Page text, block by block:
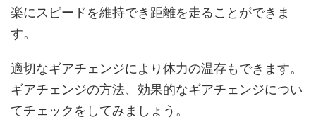
楽にスピードを維持でき距離を走ることができま
す。
適切なギアチェンジにより体力の温存もできます。
ギアチェンジの方法、効果的なギアチェンジについ
てチェックをしてみましょう。